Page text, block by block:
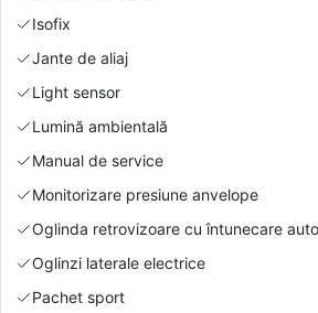
Isofix
Jante de aliaj
Light sensor
Lumină ambientală
Manual de service
Monitorizare presiune anvelope
Oglinda retrovizoare cu întunecare
Oglinzi laterale electrice
Pachet sport